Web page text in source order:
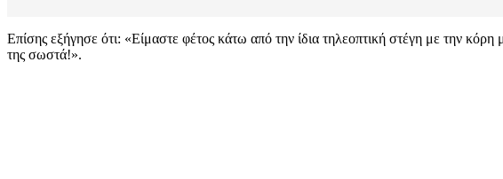
Επίσης εξήγησε ότι: «Είμαστε φέτος κάτω από την ίδια τηλεοπτική στέγη με την κόρη
της σωστά!».